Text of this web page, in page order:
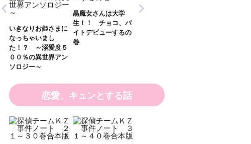
黒魔女さんは大学
イトデビューするの
巻
１～１１ 全１１巻
合本版
妖界ナビ・ルナ１～
恋愛、キュンとする話